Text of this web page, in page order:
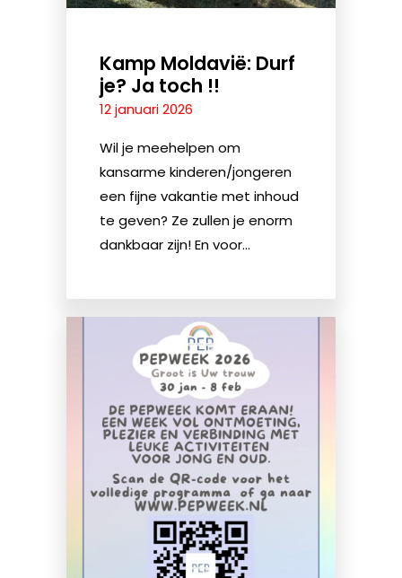
Kamp Moldavië: Durf
je? Ja toch !!
12 januari 2026
Wil je meehelpen om
kansarme kinderen/jongeren
een fijne vakantie met inhoud
te geven? Ze zullen je enorm
dankbaar zijn! En voor...